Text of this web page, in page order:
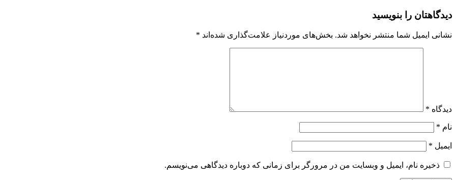
دیدگاهتان را بنویسید
نشانی ایمیل شما منتشر نخواهد شد. بخش‌های موردنیاز علامت‌گذاری شده‌اند *
دیدگاه *
نام *
ایمیل *
ذخیره نام، ایمیل و وبسایت من در مرورگر برای زمانی که دوباره دیدگاهی می‌نویسم.